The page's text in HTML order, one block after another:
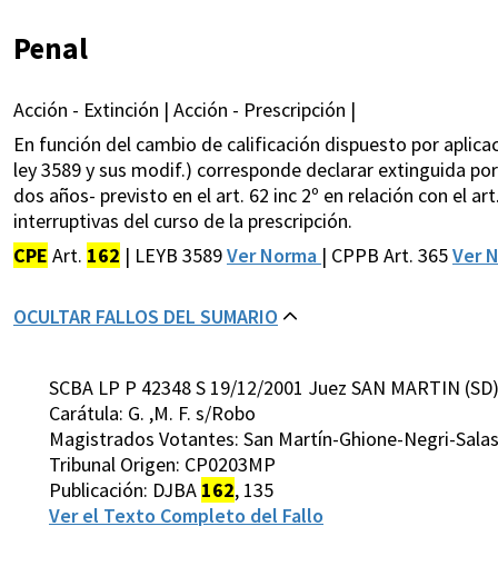
Penal
Acción - Extinción | Acción - Prescripción |
En función del cambio de calificación dispuesto por
ley 3589 y sus modif.) corresponde declarar extinguida
dos años- previsto en el art. 62 inc 2º en relación con el
interruptivas del curso de la prescripción.
CPE Art. 162 | LEYB 3589Ver Norma | CPPB Art. 365Ver
OCULTAR FALLOS DEL SUMARIO
SCBA LP P 42348 S 19/12/2001 Juez SAN MARTIN (SD)
Carátula: G. ,M. F. s/Robo
Magistrados Votantes: San Martín-Ghione-Negri-
Tribunal Origen: CP0203MP
Publicación: DJBA 162, 135
Ver el Texto Completo del Fallo